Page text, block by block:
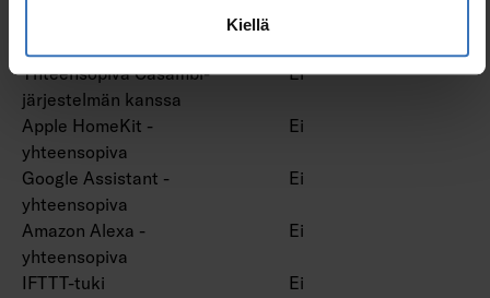
Kiellä
Vakiovalovirta-ohjaus (CLO)
Yhteensopiva Casambi-
järjestelmän kanssa
Ei
Apple HomeKit -
yhteensopiva
Ei
Google Assistant -
yhteensopiva
Ei
Amazon Alexa -
yhteensopiva
Ei
IFTTT-tuki Ei